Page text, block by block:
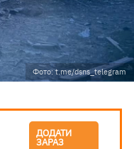
Фото: t.me/dsns_telegram
ДОДАТИ
ЗАРАЗ